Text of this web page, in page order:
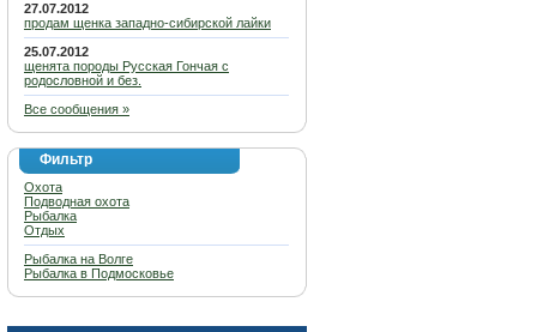
27.07.2012
продам щенка западно-сибирской лайки
25.07.2012
щенята породы Русская Гончая с
родословной и без.
Все сообщения »
Фильтр
Охота
Подводная охота
Рыбалка
Отдых
Рыбалка на Волге
Рыбалка в Подмосковье